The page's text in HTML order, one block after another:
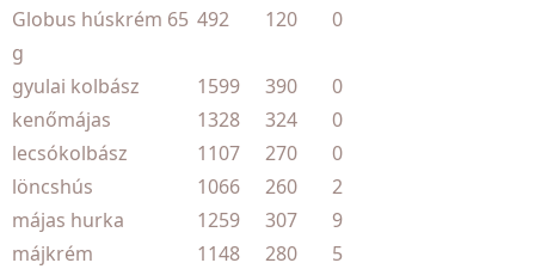
Globus húskrém 65
g
492 120 0
gyulai kolbász 1599 390
0
kenőmájas
1328 324
0
lecsókolbász
1107 270
0
löncshús
1066 260
2
májas hurka
1259 307
9
májkrém
1148 280
5